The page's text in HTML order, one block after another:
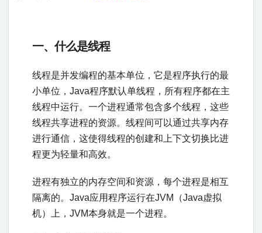
一、什么是线程
线程是并发编程的基本单位，它是程序执行的最
小单位，Java程序默认单线程，所有程序都在主
线程中运行。一个进程通常包含多个线程，这些
线程共享进程的资源。线程间可以通过共享内存
进行通信，这使得线程的创建和上下文切换比进
程更为轻量和高效。
进程有独立的内存空间和资源，每个进程是相互
隔离的。Java应用程序运行在JVM（Java虚拟
机）上，JVM本身就是一个进程。